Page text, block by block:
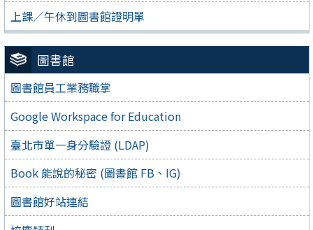
上課／午休到圖書館證明單
圖書館
圖書館員工業務職掌
Google Workspace for Education
臺北市單一身分驗證 (LDAP)
Book 能說的秘密 (圖書館 FB、IG)
圖書館好站連結